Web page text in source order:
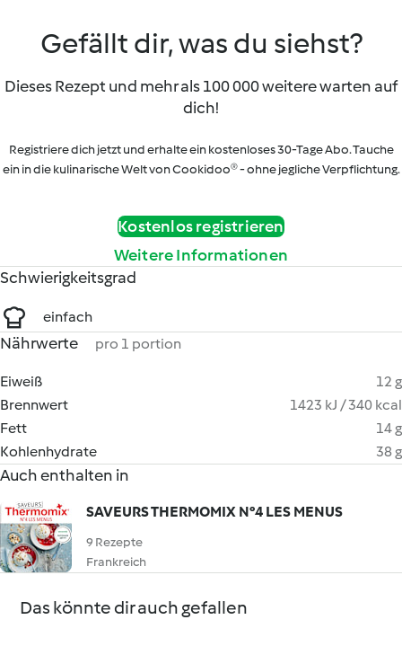
Gefällt dir, was du siehst?
Dieses Rezept und mehr als 100 000 weitere warten auf
dich!
Registriere dich jetzt und erhalte ein kostenloses 30-Tage Abo. Tauche
ein in die kulinarische Welt von Cookidoo® - ohne jegliche Verpflichtung.
Kostenlos registrieren
Weitere Informationen
Schwierigkeitsgrad
einfach
Nährwerte pro 1 portion
Eiweiß
12 g
Brennwert
1423 kJ / 340 kcal
Fett
14 g
Kohlenhydrate
38 g
Auch enthalten in
SAVEURS THERMOMIX N°4 LES MENUS
9 Rezepte
Frankreich
Das könnte dir auch gefallen